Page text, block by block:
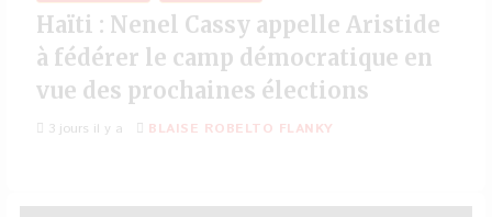
Haïti : Nenel Cassy appelle Aristide
à fédérer le camp démocratique en
vue des prochaines élections
3 jours il y a BLAISE ROBELTO FLANKY